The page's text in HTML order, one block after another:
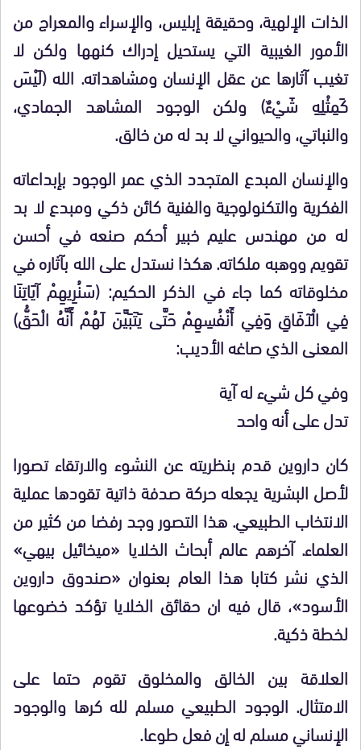
الذات الإلهية، وحقيقة إبليس، والإسراء والمعراج من
الأمور الغيبية التي يستحيل إدراك كنهها ولكن لا
تغيب آثارها عن عقل الإنسان ومشاهداته. الله (لَيْسَ
كَمِثْلِهِ شَيْءٌ) ولكن الوجود المشاهد الجمادي،
والنباتي، والحيواني لا بد له من خالق.
والإنسان المبدع المتجدد الذي عمر الوجود بإبداعاته
الفكرية والتكنولوجية والفنية كائن ذكي ومبدع لا بد
له من مهندس عليم خبير أحكم صنعه في أحسن
تقويم ووهبه ملكاته. هكذا نستدل على الله بآثاره في
مخلوقاته كما جاء في الذكر الحكيم: (سَنُرِيهِمْ آيَاتِنَا
فِي الْآفَاقِ وَفِي أَنْفُسِهِمْ حَتَّى يَتَبَيَّنَ لَهُمْ أَنَّهُ الْحَقُّ)
المعنى الذي صاغه الأديب:
وفي كل شيء له آية
تدل على أنه واحد
كان داروين قدم بنظريته عن النشوء والارتقاء تصورا
لأصل البشرية يجعله حركة صدفة ذاتية تقودها عملية
الانتخاب الطبيعي. هذا التصور وجد رفضا من كثير من
العلماء. آخرهم عالم أبحاث الخلايا «ميخائيل بيهي»
الذي نشر كتابا هذا العام بعنوان «صندوق داروين
الأسود»، قال فيه ان حقائق الخلايا تؤكد خضوعها
لخطة ذكية.
العلاقة بين الخالق والمخلوق تقوم حتما على
الامتثال. الوجود الطبيعي مسلم لله كرها والوجود
الإنساني مسلم له إن فعل طوعا.